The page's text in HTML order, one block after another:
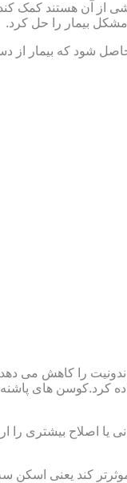
از آن هستند کمک
بیمار را حل کرد.
حاصل شود که بیمار
را کاهش می
کرد.کوسن های
اصلاح بیشتری را
کند یعنی